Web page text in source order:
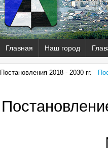
Главная Наш город
Постановления 2018 - 2030 гг.